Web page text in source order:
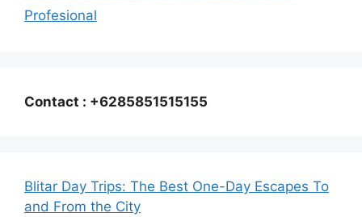
Profesional
Contact : +6285851515155
Blitar Day Trips: The Best One-Day Escapes To
and From the City